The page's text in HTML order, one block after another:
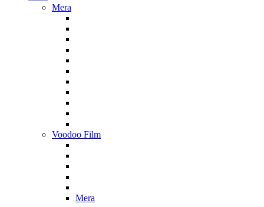
Mera
Voodoo Film
Mera